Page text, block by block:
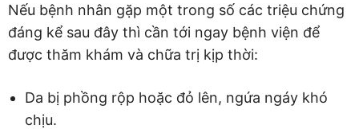
Nếu bệnh nhân gặp một trong số các triệu chứng
đáng kể sau đây thì cần tới ngay bệnh viện để
được thăm khám và chữa trị kịp thời:
Da bị phồng rộp hoặc đỏ lên, ngứa ngáy khó
chịu.